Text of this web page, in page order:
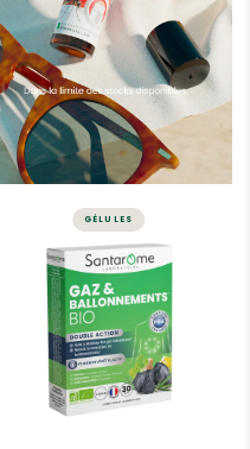
GÉLULES
FOIE ET DIGESTION
Complément
alimentaire Gaz
et Ballonnements
Bio - 30 gélules
Aide à éliminer les gaz
intestinaux.